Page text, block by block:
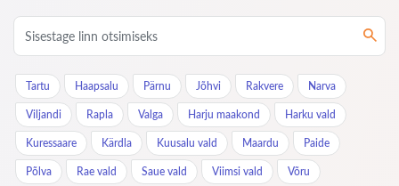
Tartu Haapsalu Pärnu Jõhvi Rakvere Narva
Viljandi Rapla Valga Harju maakond Harku vald
Kuressaare Kärdla Kuusalu vald Maardu Paide
Põlva Rae vald Saue vald Viimsi vald Võru